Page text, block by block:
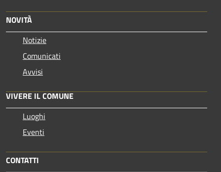
NOVITÀ
Notizie
Comunicati
Avvisi
VIVERE IL COMUNE
Luoghi
Eventi
CONTATTI